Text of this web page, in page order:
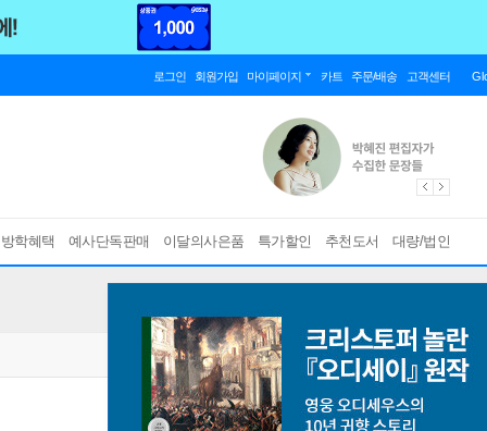
로그인 회원가입 마이페이지 카트 주문/배송 고객센터
학혜택 예사단독판매 이달의사은품 특가할인 추천도서 대량/법인